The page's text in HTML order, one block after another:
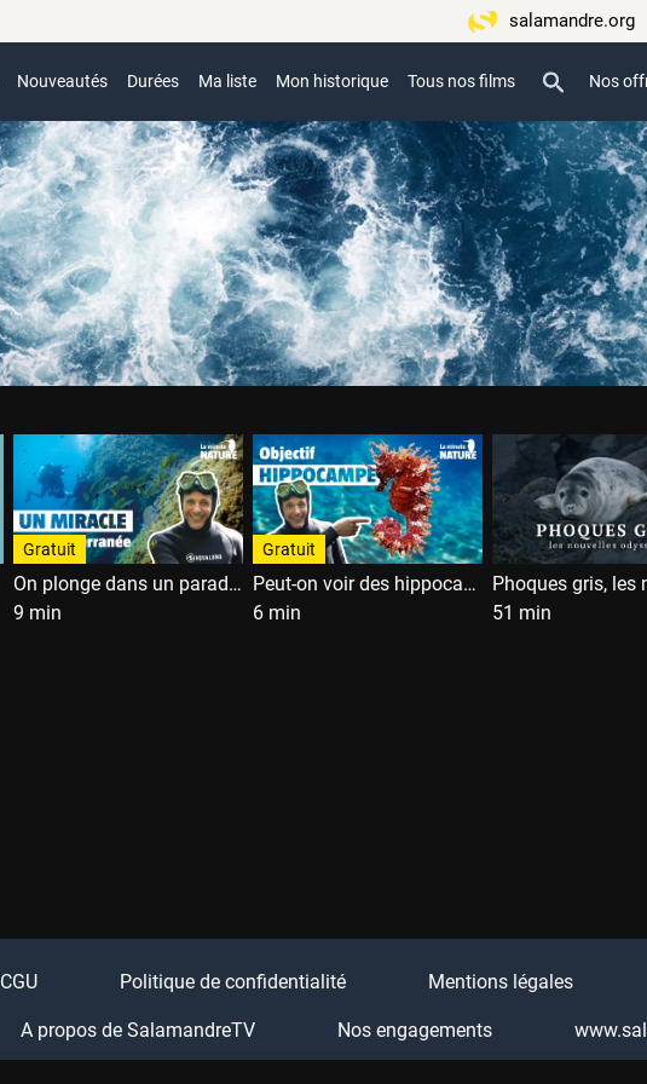
salamandre.org
Nouveautés Durées Ma liste Mon historique Tous nos films Nos
Gratuit
On plonge dans un paradis au large de Marseille
9 min
Gratuit
Peut-on voir des hippocampes en Méditerranée?
6 min
51 min
CGU Politique de confidentialité Mentions légales
A propos de SalamandreTV Nos engagements